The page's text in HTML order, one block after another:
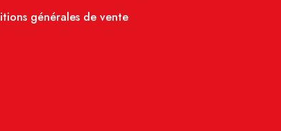
générales de vente